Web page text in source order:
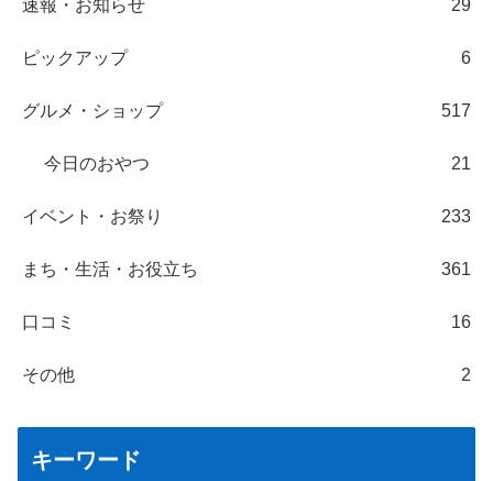
速報・お知らせ 29
ピックアップ 6
グルメ・ショップ 517
今日のおやつ 21
イベント・お祭り 233
まち・生活・お役立ち 361
口コミ 16
その他 2
キーワード